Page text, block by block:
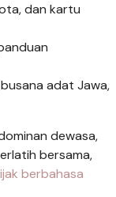
dan kartu
adat Jawa,
dewasa,
bersama,
berbahasa